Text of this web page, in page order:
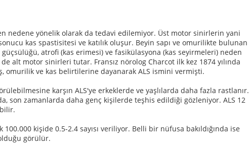
nedene yönelik olarak da tedavi edilemiyor. Üst motor sinirlerin yani
kas spastisitesi ve katılık oluşur. Beyin sapı ve omurilikte bulunan
atrofi (kas erimesi) ve fasikülasyona (kas seyirmeleri) neden
alt motor sinirleri tutar. Fransız nörolog Charcot ilk kez 1874 yılında
omurilik ve kas belirtilerine dayanarak ALS ismini vermişti.
karşın ALS'ye erkeklerde ve yaşlılarda daha fazla rastlanır.
son zamanlarda daha genç kişilerde teşhis edildiği gözleniyor. ALS 12
100.000 kişide 0.5-2.4 sayısı veriliyor. Belli bir nüfusa bakıldığında ise
görülür.